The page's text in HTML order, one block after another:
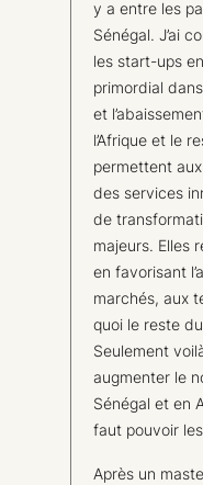
y a entre les
Sénégal. J’ai
les start-ups
primordial
et
l’Afrique et le
permettent
des services
de
majeurs. Elles
en favorisant
marchés, aux
quoi le reste
Seulement
augmenter le
Sénégal et en
faut pouvoir
Après un